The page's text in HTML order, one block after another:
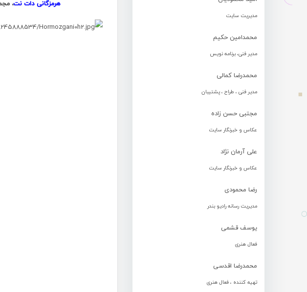
مدیریت سایت
محمدامین حکیم
مدیر فنی، برنامه نویس
محمدرضا کمالی
مدیر فنی ، طراح ، پشتیبان
مجتبی حسن زاده
عکاس و خبرنگار سایت
علی آرمان نژاد
عکاس و خبرنگار سایت
رضا محمودی
مدیریت رسانه رادیو بندر
یوسف قشمی
فعال هنری
محمدرضا اقدسی
تهیه کننده ، فعال هنری
هرمزگانی دات نت،